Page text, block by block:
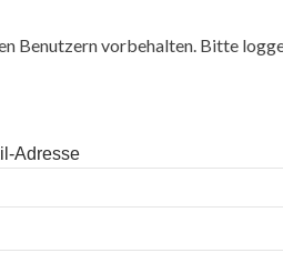
Benutzern vorbehalten. Bitte
Adresse